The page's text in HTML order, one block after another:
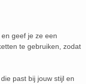
geef je ze een
te gebruiken, zodat
past bij jouw stijl en